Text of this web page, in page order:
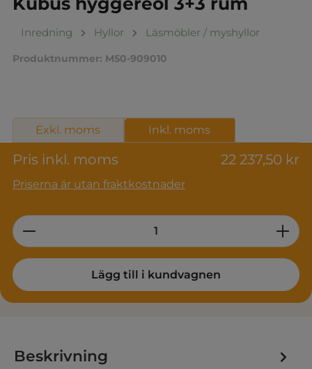
Inredning Hyllor Läsmöbler / myshyllor
Produktnummer: M50-909010
Pris inkl. moms 22 237,50 kr
Priserna är utan fraktkostnader
Exkl. moms Inkl. moms
Product Quantity: Enter the desired
Lägg till i kundvagnen
Beskrivning